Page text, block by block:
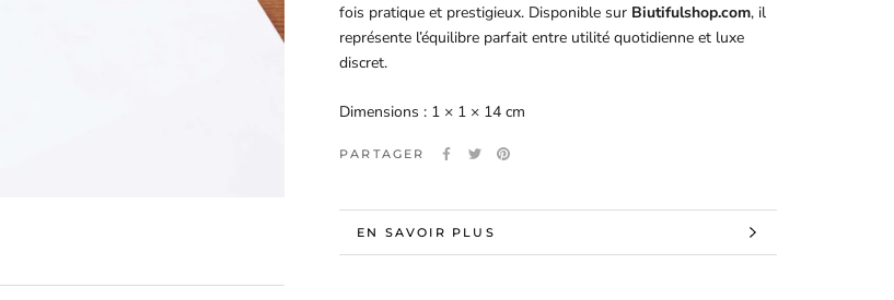
fois pratique et prestigieux. Disponible sur Biutifulshop.com, il
représente l’équilibre parfait entre utilité quotidienne et luxe
discret.
Dimensions : 1 × 1 × 14 cm
PARTAGER
EN SAVOIR PLUS
VOIR LES IMAGES